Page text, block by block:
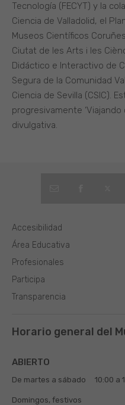
Tecnología (FECYT) y la
Ciencia de Valladolid, el
Museos Científicos
Ciutat de les Arts i les
Didáctico e Interactivo de
Segura de la Comunidad
Ciencia de Sevilla (CSIC).
progresivamente ‘Viajando
divulgativa.
Área Educativa
Profesionales
Participa
Transparencia
Accesibilidad
Horario general del
ABIERTO
De martes a sábado 10:00 a
Domingos, festivos